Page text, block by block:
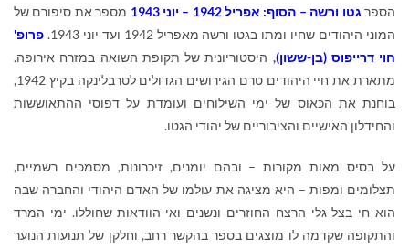
הספר גטו ורשה – הסוף: אפריל 1942 – יוני 1943
מספר את סיפורם של
המוני היהודים שחיו ומתו בגטו ורשה מאפריל 1942 ועד יוני 1943.
פרופ'
חוי דרייפוס(בן-ששון), היסטוריונית של תקופת השואה במזרח אירופה.
מתארת את חיי היהודים טרם הגירושים הגדולים לטרבלינקה בקיץ 1942,
בוחנת את הכאוס של ימי השילוחים ועומדת על דפוסי ההתאוששות
והחידלון האישיים והציבוריים של יהודי הגטו.
על בסיס מאות מקורות – ובהם יומנים, זיכרונות, מסמכים רשמיים,
תצלומים ומפות – היא מציגה את עולמו של האדם היהודי והחברה שבה
הוא חי בצל גלי הרצח החוזרים ונשנים ואי-הוודאות שחוללו. ימי המרד
והתקופה שקדמה לו מוצגים בספר בהקשר רחב, וחלקן של תנועות הנוער